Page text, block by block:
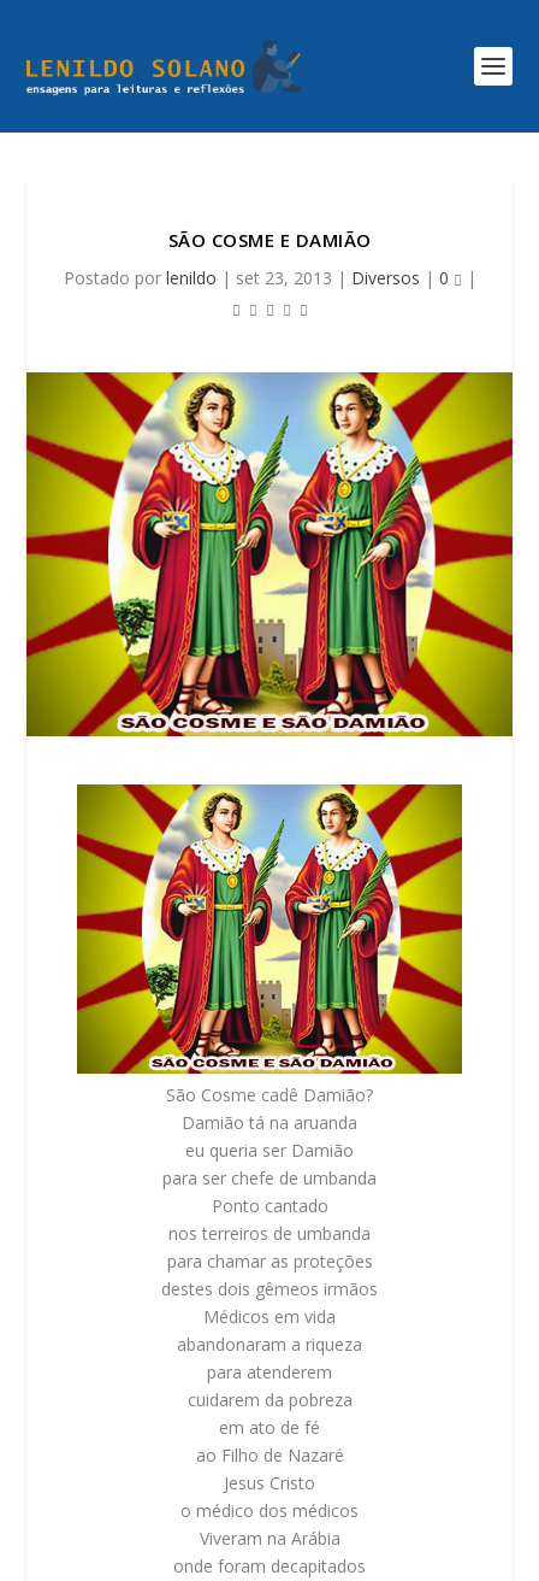
SÃO COSME E DAMIÃO
Postado por lenildo | set 23, 2013 | Diversos | 0 |
São Cosme cadê Damião?
Damião tá na aruanda
eu queria ser Damião
para ser chefe de umbanda
Ponto cantado
nos terreiros de umbanda
para chamar as proteções
destes dois gêmeos irmãos
Médicos em vida
abandonaram a riqueza
para atenderem
cuidarem da pobreza
em ato de fé
ao Filho de Nazaré
Jesus Cristo
o médico dos médicos
Viveram na Arábia
onde foram decapitados